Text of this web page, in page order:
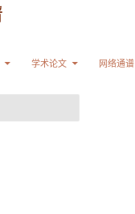
学术论文 网络通谱